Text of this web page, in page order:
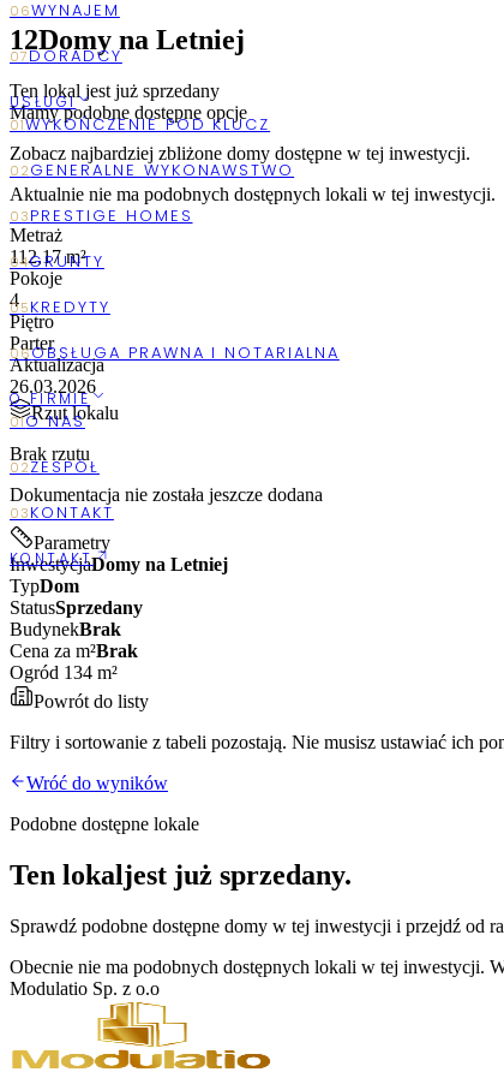
USŁUGI
O FIRMIE
KONTAKT
12Domy na Letniej
Ten lokal jest już sprzedany
Mamy podobne dostępne opcje
Zobacz najbardziej zbliżone domy dostępne w tej inwestycji.
Aktualnie nie ma podobnych dostępnych lokali w tej inwestycji.
Metraż
112,17 m²
Pokoje
4
Piętro
Parter
Aktualizacja
26.03.2026
Rzut lokalu
Brak rzutu
Dokumentacja nie została jeszcze dodana
Parametry
InwestycjaDomy na Letniej
TypDom
StatusSprzedany
BudynekBrak
Cena za m²Brak
Ogród 134 m²
Powrót do listy
Filtry i sortowanie z tabeli pozostają. Nie musisz ustawiać ich
Wróć do wyników
Podobne dostępne lokale
Ten lokaljest już sprzedany.
Sprawdź podobne dostępne domy w tej inwestycji i przejdź od
Obecnie nie ma podobnych dostępnych lokali w tej inwestycji.
Modulatio Sp. z o.o